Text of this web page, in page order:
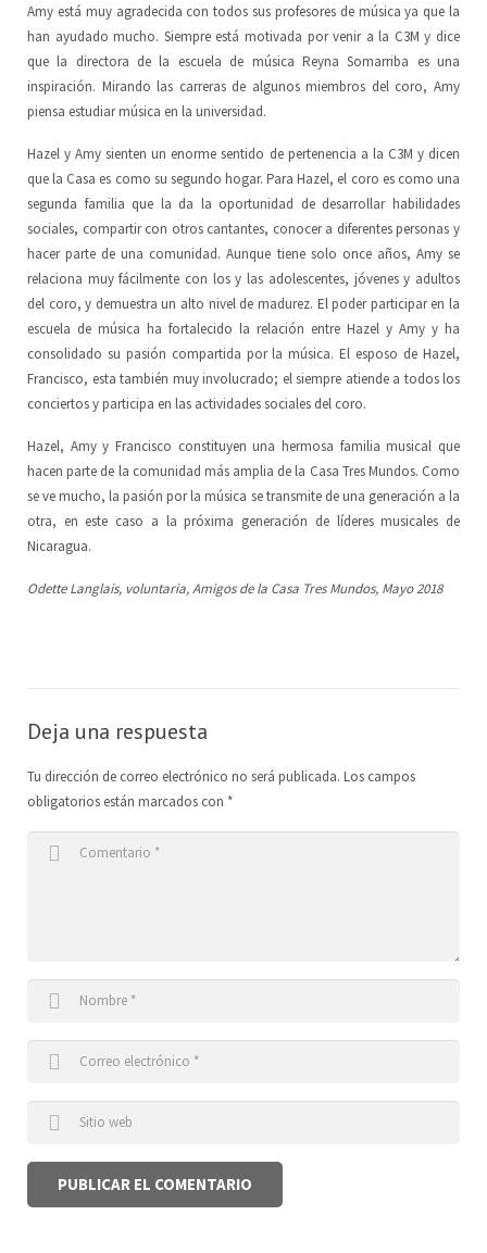
Amy está muy agradecida con todos sus profesores de música ya que la
han ayudado mucho. Siempre está motivada por venir a la C3M y dice
que la directora de la escuela de música Reyna Somarriba es una
inspiración. Mirando las carreras de algunos miembros del coro, Amy
piensa estudiar música en la universidad.
Hazel y Amy sienten un enorme sentido de pertenencia a la C3M y dicen
que la Casa es como su segundo hogar. Para Hazel, el coro es como una
segunda familia que la da la oportunidad de desarrollar habilidades
sociales, compartir con otros cantantes, conocer a diferentes personas y
hacer parte de una comunidad. Aunque tiene solo once años, Amy se
relaciona muy fácilmente con los y las adolescentes, jóvenes y adultos
del coro, y demuestra un alto nivel de madurez. El poder participar en la
escuela de música ha fortalecido la relación entre Hazel y Amy y ha
consolidado su pasión compartida por la música. El esposo de Hazel,
Francisco, esta también muy involucrado; el siempre atiende a todos los
conciertos y participa en las actividades sociales del coro.
Hazel, Amy y Francisco constituyen una hermosa familia musical que
hacen parte de la comunidad más amplia de la Casa Tres Mundos. Como
se ve mucho, la pasión por la música se transmite de una generación a la
otra, en este caso a la próxima generación de líderes musicales de
Nicaragua.
Odette Langlais, voluntaria, Amigos de la Casa Tres Mundos, Mayo 2018
Deja una respuesta
Tu dirección de correo electrónico no será publicada. Los campos
obligatorios están marcados con *